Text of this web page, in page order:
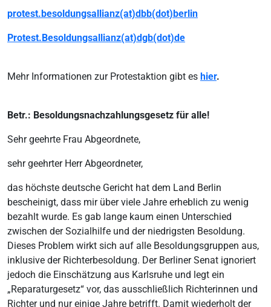
protest.besoldungsallianz(at)dbb(dot)berlin
Protest.Besoldungsallianz(at)dgb(dot)de
Mehr Informationen zur Protestaktion gibt es hier.
Betr.: Besoldungsnachzahlungsgesetz für alle!
Sehr geehrte Frau Abgeordnete,
sehr geehrter Herr Abgeordneter,
das höchste deutsche Gericht hat dem Land Berlin
bescheinigt, dass mir über viele Jahre erheblich zu wenig
bezahlt wurde. Es gab lange kaum einen Unterschied
zwischen der Sozialhilfe und der niedrigsten Besoldung.
Dieses Problem wirkt sich auf alle Besoldungsgruppen aus,
inklusive der Richterbesoldung. Der Berliner Senat ignoriert
jedoch die Einschätzung aus Karlsruhe und legt ein
„Reparaturgesetz“ vor, das ausschließlich Richterinnen und
Richter und nur einige Jahre betrifft. Damit wiederholt der